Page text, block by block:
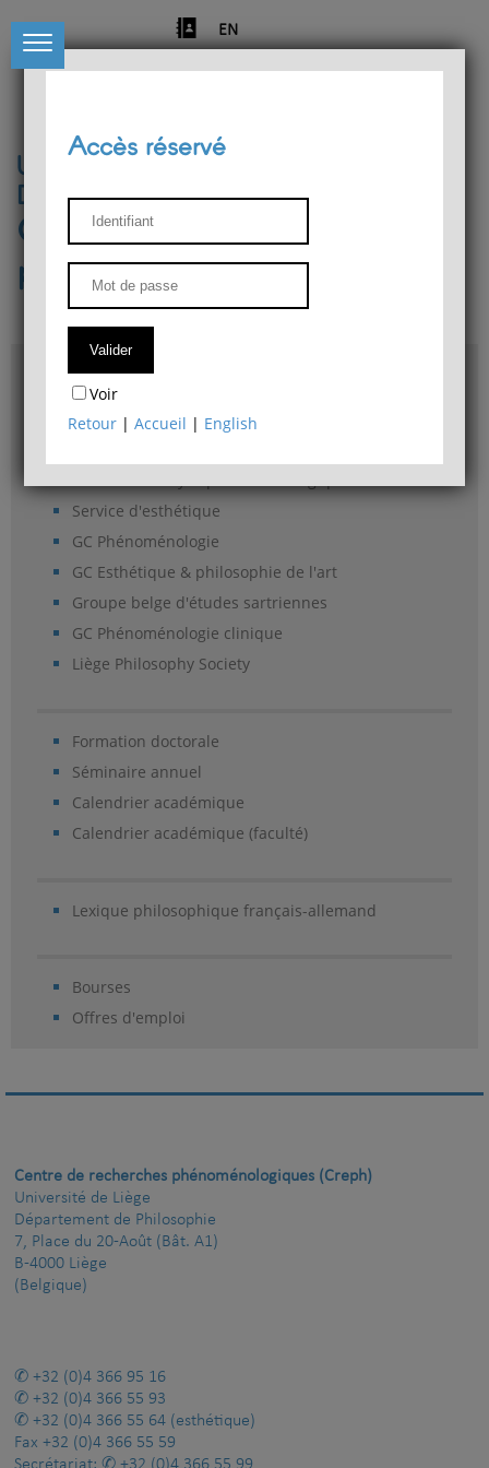
EN
Université de Liège
Département de philosophie
Centre de recherches
phénoménologiques
Accès & plans
Bibliothèque du Département de philosophie
Service d'esthétique
GC Phénoménologie
GC Esthétique & philosophie de l'art
Groupe belge d'études sartriennes
GC Phénoménologie clinique
Liège Philosophy Society
Formation doctorale
Séminaire annuel
Calendrier académique
Calendrier académique (faculté)
Lexique philosophique français-allemand
Bourses
Offres d'emploi
Accès réservé
Voir
Retour |Accueil | English
Centre de recherches phénoménologiques (Creph)
Université de Liège
Département de Philosophie
7, Place du 20-Août (Bât. A1)
B-4000 Liège
(Belgique)
+32 (0)4 366 95 16
+32 (0)4 366 55 93
+32 (0)4 366 55 64 (esthétique)
Fax +32 (0)4 366 55 59